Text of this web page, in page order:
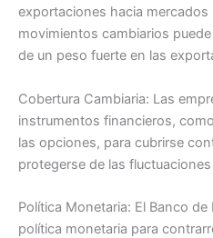
exportaciones hacia
movimientos cambiarios
de un peso fuerte en las
Cobertura Cambiaria: Las
instrumentos financieros,
las opciones, para cubrirse
protegerse de las
Política Monetaria: El Banco
política monetaria para